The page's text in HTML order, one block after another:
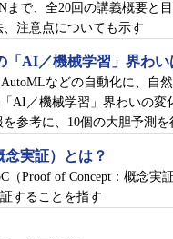
まで、全20回の講義概要と
注意点についても示す
「AI／機械学習」界わ
などの自動化に、自
AI／機械学習」界わいの変
参考に、10個の大胆予測を
念実証）とは？
（Proof of Concept：概念
することを指す